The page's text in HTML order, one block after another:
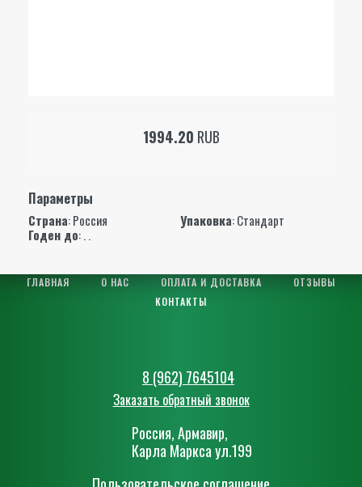
1994.20 RUB
Параметры
Страна: Россия Упаковка: Стандарт
Годен до: . .
ГЛАВНАЯ О НАС ОПЛАТА И ДОСТАВКА
ОТЗЫВЫ
КОНТАКТЫ
8 (962) 7645104
Заказать обратный звонок
Россия, Армавир,
Карла Маркса ул.199